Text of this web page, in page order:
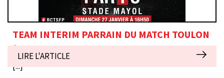
TEAM INTERIM PARRAIN DU MATCH TOULON
/ PARIS
[...]
LIRE L'ARTICLE